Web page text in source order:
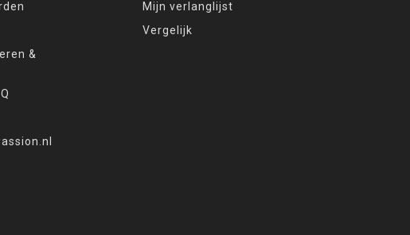
&
Mijn verlanglijst
Vergelijk